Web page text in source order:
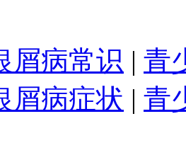
屑病常识 | 青
屑病症状 | 青